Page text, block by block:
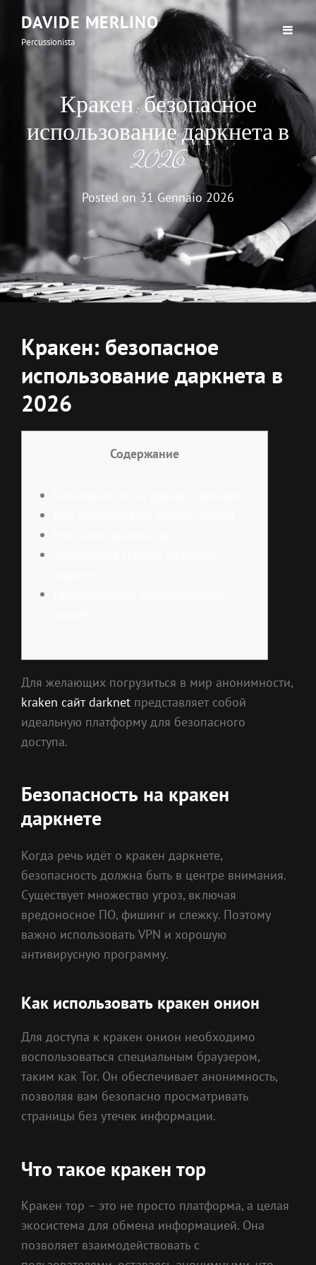
DAVIDE MERLINO
Percussionista
Кракен: безопасное
использование даркнета в
2026
Posted on 31 Gennaio 2026
Кракен: безопасное
использование даркнета в
2026
Содержание
Для желающих погрузиться в мир анонимности,
kraken сайт darknet представляет собой
идеальную платформу для безопасного
доступа.
Безопасность на кракен
даркнете
Когда речь идёт о кракен даркнете,
безопасность должна быть в центре внимания.
Существует множество угроз, включая
вредоносное ПО, фишинг и слежку. Поэтому
важно использовать VPN и хорошую
антивирусную программу.
Как использовать кракен онион
Для доступа к кракен онион необходимо
воспользоваться специальным браузером,
таким как Tor. Он обеспечивает анонимность,
позволяя вам безопасно просматривать
страницы без утечек информации.
Что такое кракен тор
Кракен тор – это не просто платформа, а целая
экосистема для обмена информацией. Она
позволяет взаимодействовать с